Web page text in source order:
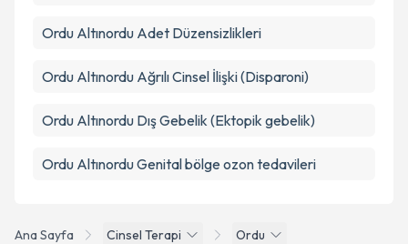
Ana Sayfa Cinsel Terapi
Ordu
Ordu Altınordu Adet Düzensizlikleri
Ordu Altınordu Ağrılı Cinsel İlişki (Disparoni)
Ordu Altınordu Dış Gebelik (Ektopik gebelik)
Ordu Altınordu Genital bölge ozon tedavileri